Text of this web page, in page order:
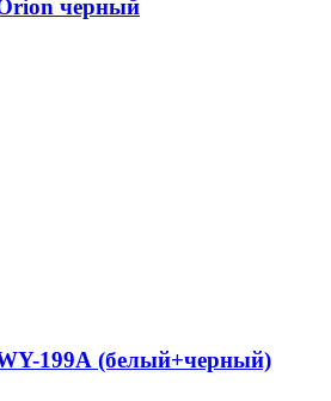
черный
199А (белый+черный)